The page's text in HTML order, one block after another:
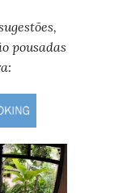
pousadas